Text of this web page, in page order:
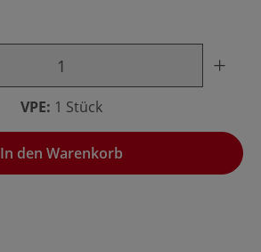
VPE: 1 Stück
In den Warenkorb